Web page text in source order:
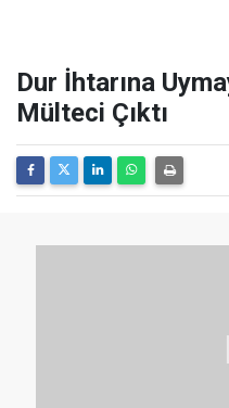
Dur İhtarına
Mülteci Çıktı